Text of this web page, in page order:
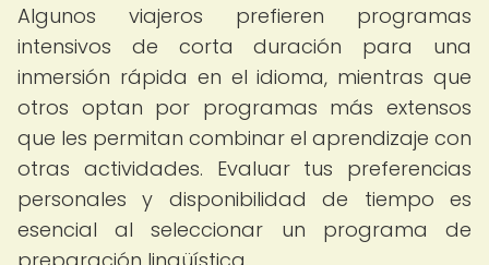
Algunos viajeros prefieren programas
intensivos de corta duración para una
inmersión rápida en el idioma, mientras que
otros optan por programas más extensos
que les permitan combinar el aprendizaje con
otras actividades. Evaluar tus preferencias
personales y disponibilidad de tiempo es
esencial al seleccionar un programa de